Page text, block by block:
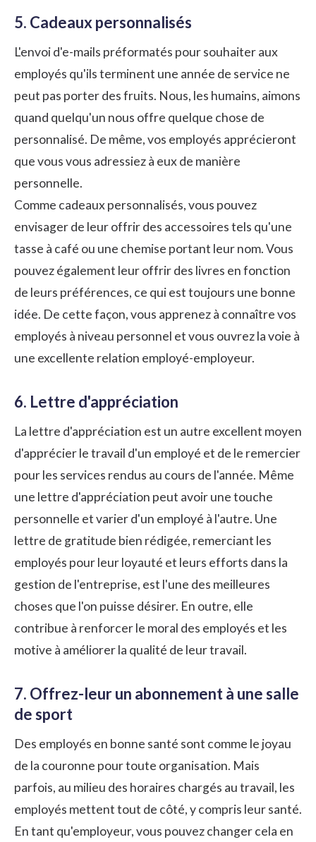
5. Cadeaux personnalisés
L'envoi d'e-mails préformatés pour souhaiter aux
employés qu'ils terminent une année de service ne
peut pas porter des fruits. Nous, les humains, aimons
quand quelqu'un nous offre quelque chose de
personnalisé. De même, vos employés apprécieront
que vous vous adressiez à eux de manière
personnelle.
Comme cadeaux personnalisés, vous pouvez
envisager de leur offrir des accessoires tels qu'une
tasse à café ou une chemise portant leur nom. Vous
pouvez également leur offrir des livres en fonction
de leurs préférences, ce qui est toujours une bonne
idée. De cette façon, vous apprenez à connaître vos
employés à niveau personnel et vous ouvrez la voie à
une excellente relation employé-employeur.
6. Lettre d'appréciation
La lettre d'appréciation est un autre excellent moyen
d'apprécier le travail d'un employé et de le remercier
pour les services rendus au cours de l'année. Même
une lettre d'appréciation peut avoir une touche
personnelle et varier d'un employé à l'autre. Une
lettre de gratitude bien rédigée, remerciant les
employés pour leur loyauté et leurs efforts dans la
gestion de l'entreprise, est l'une des meilleures
choses que l'on puisse désirer. En outre, elle
contribue à renforcer le moral des employés et les
motive à améliorer la qualité de leur travail.
7. Offrez-leur un abonnement à une salle
de sport
Des employés en bonne santé sont comme le joyau
de la couronne pour toute organisation. Mais
parfois, au milieu des horaires chargés au travail, les
employés mettent tout de côté, y compris leur santé.
En tant qu'employeur, vous pouvez changer cela en